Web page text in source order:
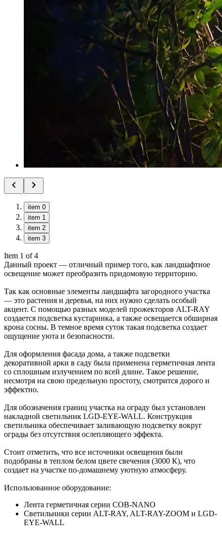
item 0
item 1
item 2
item 3
Item 1 of 4
Данный проект — отличный пример того, как ландшафтное
освещение может преобразить придомовую территорию.
Так как основные элементы ландшафта загородного участка
— это растения и деревья, на них нужно сделать особый
акцент. С помощью разных моделей прожекторов ALT-RAY
создается подсветка кустарника, а также освещается обширная
крона сосны. В темное время суток такая подсветка создает
ощущение уюта и безопасности.
Для оформления фасада дома, а также подсветки
декоративной арки в саду была применена герметичная лента
со сплошным излучением по всей длине. Такое решение,
несмотря на свою предельную простоту, смотрится дорого и
эффектно.
Для обозначения границ участка на ограду был установлен
накладной светильник LGD-EYE-WALL. Конструкция
светильника обеспечивает заливающую подсветку вокруг
ограды без отсутствия ослепляющего эффекта.
Стоит отметить, что все источники освещения были
подобраны в теплом белом цвете свечения (3000 К), что
создает на участке по-домашнему уютную атмосферу.
Использованное оборудование:
Лента герметичная серии COB-NANO
Светильники серии ALT-RAY, ALT-RAY-ZOOM и LGD-
EYE-WALL